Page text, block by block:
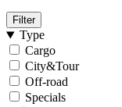
Filter
Type
Cargo
City&Tour
Off-road
Specials